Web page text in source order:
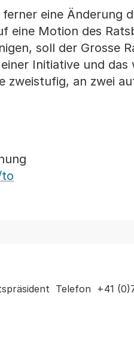
eine Änderung
eine Motion des
soll der Grosse
Initiative und
zweistufig, an zwei
Telefon  +41